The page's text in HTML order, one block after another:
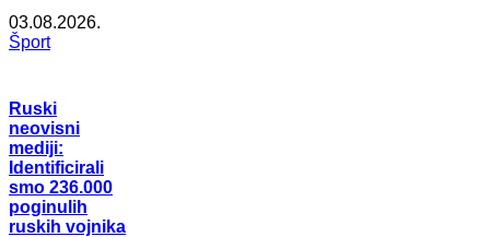
03.08.2026.
Šport
Ruski
neovisni
mediji:
Identificirali
smo 236.000
poginulih
ruskih vojnika